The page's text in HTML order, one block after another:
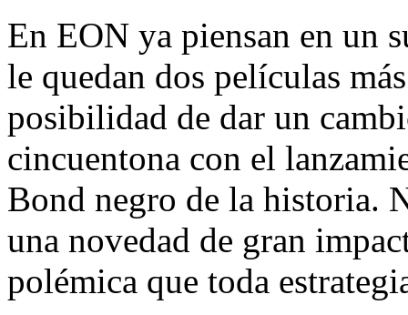
En EON ya piensan en un
le quedan dos películas
posibilidad de dar un
cincuentona con el
Bond negro de la historia.
una novedad de gran
polémica que toda